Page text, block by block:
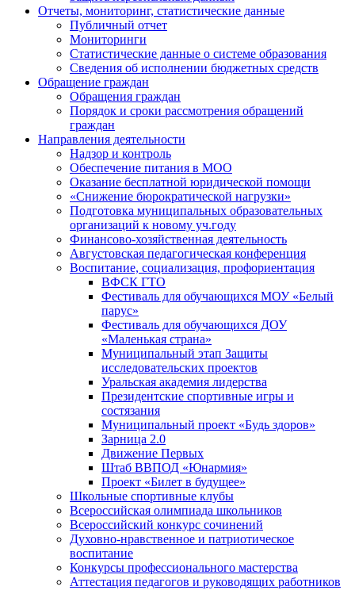
Отчеты, мониторинг, статистические данные
Публичный отчет
Мониторинги
Статистические данные о системе образования
Сведения об исполнении бюджетных средств
Обращение граждан
Обращения граждан
Порядок и сроки рассмотрения обращений
граждан
Направления деятельности
Надзор и контроль
Обеспечение питания в МОО
Оказание бесплатной юридической помощи
«Снижение бюрократической нагрузки»
Подготовка муниципальных образовательных
организаций к новому уч.году
Финансово-хозяйственная деятельность
Августовская педагогическая конференция
Воспитание, социализация, профориентация
ВФСК ГТО
Фестиваль для обучающихся МОУ «Белый
парус»
Фестиваль для обучающихся ДОУ
«Маленькая страна»
Муниципальный этап Защиты
исследовательских проектов
Уральская академия лидерства
Президентские спортивные игры и
состязания
Муниципальный проект «Будь здоров»
Зарница 2.0
Движение Первых
Штаб ВВПОД «Юнармия»
Проект «Билет в будущее»
Школьные спортивные клубы
Всероссийская олимпиада школьников
Всероссийский конкурс сочинений
Духовно-нравственное и патриотическое
воспитание
Конкурсы профессионального мастерства
Аттестация педагогов и руководящих работников